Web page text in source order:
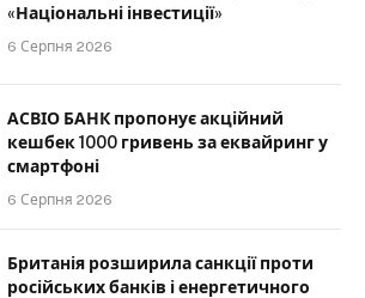
«Національні інвестиції»
6 Серпня 2026
АСВІО БАНК пропонує акційний
кешбек 1000 гривень за еквайринг у
смартфоні
6 Серпня 2026
Британія розширила санкції проти
російських банків і енергетичного